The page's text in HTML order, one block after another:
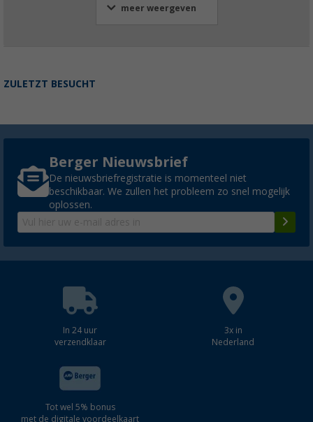
9200 230 Volt - Thule onderdeelnummer
€ 105,-Adviesprijs€ 124,83
kleur wit Thule reserveonderdeelnummer
€ 324,99
wit Thule reserveonderdeelnummer
meer weergeven
ZULETZT BESUCHT
Berger Nieuwsbrief
De nieuwsbriefregistratie is momenteel niet
beschikbaar. We zullen het probleem zo snel mogelijk
oplossen.
In 24 uur
verzendklaar
3x in
Nederland
Tot wel 5% bonus
met de digitale voordeelkaart